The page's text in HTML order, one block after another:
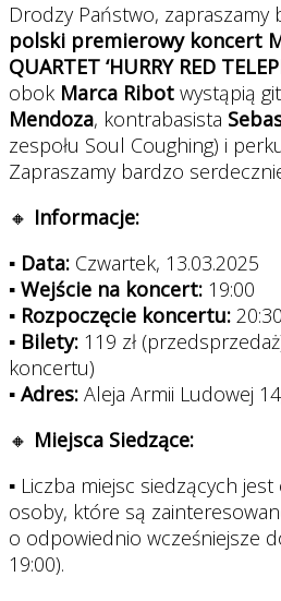
Drodzy Państwo, zapraszamy
polski premierowy koncert
QUARTET ‘HURRY RED
obok Marca Ribot wystąpią
Mendoza, kontrabasista
zespołu Soul Coughing) i
Zapraszamy bardzo
🔸 Informacje:
▪ Data: Czwartek, 13.03.2025
▪ Wejście na koncert: 19:00
▪ Rozpoczęcie koncertu: 20:30
▪ Bilety: 119 zł
koncertu)
▪ Adres: Aleja Armii Ludowej
🔸 Miejsca Siedzące:
▪ Liczba miejsc siedzących
osoby, które są
o odpowiednio wcześniejsze
19:00).